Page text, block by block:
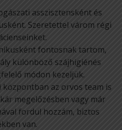
asszisztensként és
Szeretettel várom régi
fontosnak tartom,
különböző szájhigiénés
módon kezeljük.
az orvos team is
megelőzésben vagy már
fordul hozzám, biztos
van.